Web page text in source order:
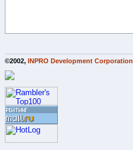
©2002, INPRO Development Corporation